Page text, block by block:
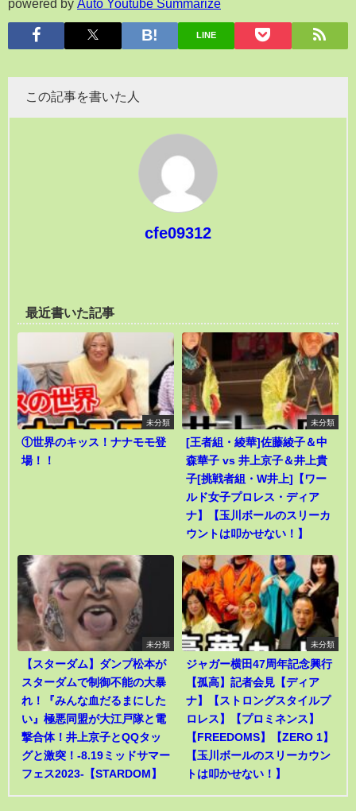
powered by Auto Youtube Summarize
LINE
この記事を書いた人
cfe09312
最近書いた記事
未分類
①世界のキッス！ナナモモ登
場！！
未分類
[王者組・綾華]佐藤綾子＆中
森華子 vs 井上京子＆井上貴
子[挑戦者組・W井上]【ワー
ルド女子プロレス・ディア
ナ】【玉川ボールのスリーカ
ウントは叩かせない！】
未分類
【スターダム】ダンプ松本が
スターダムで制御不能の大暴
れ！『みんな血だるまにした
い』極悪同盟が大江戸隊と電
撃合体！井上京子とQQタッ
グと激突！-8.19ミッドサマー
フェス2023-【STARDOM】
未分類
ジャガー横田47周年記念興行
【孤高】記者会見【ディア
ナ】【ストロングスタイルプ
ロレス】【プロミネンス】
【FREEDOMS】【ZERO 1】
【玉川ボールのスリーカウン
トは叩かせない！】